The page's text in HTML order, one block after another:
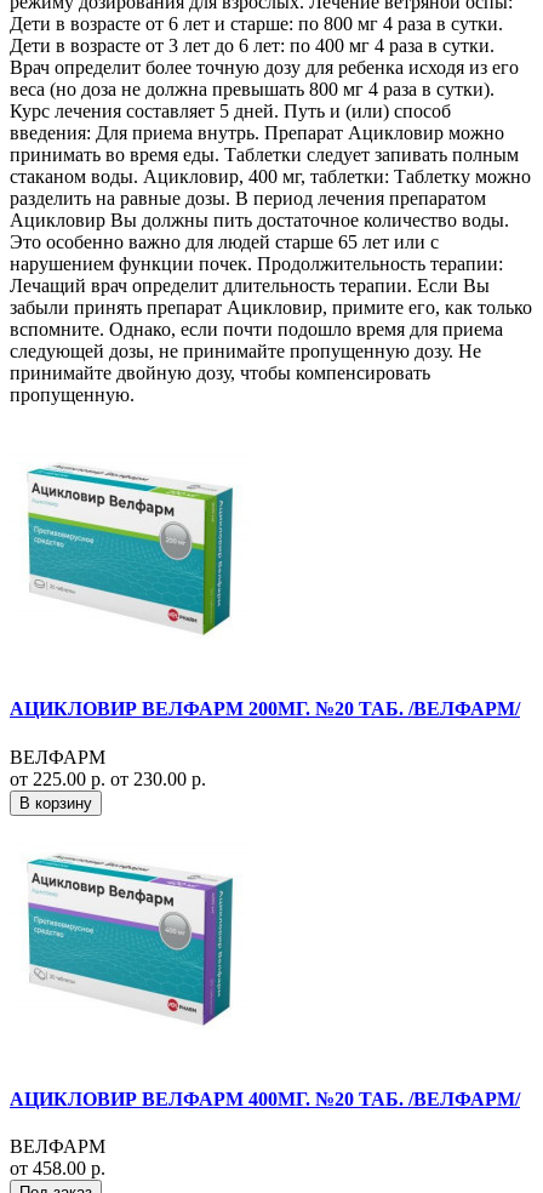
Дети в возрасте от 6 лет и старше: по 800 мг 4 раза в сутки.
Дети в возрасте от 3 лет до 6 лет: по 400 мг 4 раза в сутки.
Врач определит более точную дозу для ребенка исходя из его
веса (но доза не должна превышать 800 мг 4 раза в сутки).
Курс лечения составляет 5 дней. Путь и (или) способ
введения: Для приема внутрь. Препарат Ацикловир можно
принимать во время еды. Таблетки следует запивать полным
стаканом воды. Ацикловир, 400 мг, таблетки: Таблетку можно
разделить на равные дозы. В период лечения препаратом
Ацикловир Вы должны пить достаточное количество воды.
Это особенно важно для людей старше 65 лет или с
нарушением функции почек. Продолжительность терапии:
Лечащий врач определит длительность терапии. Если Вы
забыли принять препарат Ацикловир, примите его, как только
вспомните. Однако, если почти подошло время для приема
следующей дозы, не принимайте пропущенную дозу. Не
принимайте двойную дозу, чтобы компенсировать
пропущенную.
АЦИКЛОВИР ВЕЛФАРМ 200МГ. №20 ТАБ. /ВЕЛФАРМ/
ВЕЛФАРМ
от 225.00 р. от 230.00 р.
В корзину
АЦИКЛОВИР ВЕЛФАРМ 400МГ. №20 ТАБ. /ВЕЛФАРМ/
ВЕЛФАРМ
от 458.00 р.